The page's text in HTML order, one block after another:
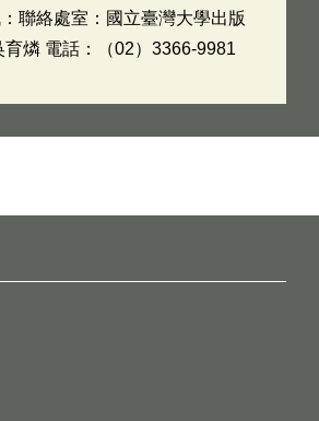
聯絡處室：國立臺灣大學出版
育燐 電話：（02）3366-9981